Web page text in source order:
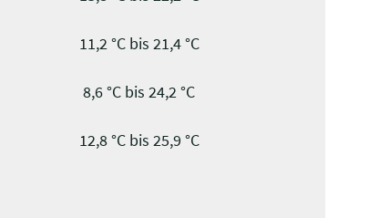
11,2 °C bis 21,4 °C
8,6 °C bis 24,2 °C
12,8 °C bis 25,9 °C